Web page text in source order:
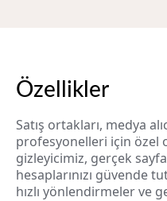
Özellikler
Satış ortakları, medya
profesyonelleri için özel
gizleyicimiz, gerçek
hesaplarınızı güvende
hızlı yönlendirmeler ve